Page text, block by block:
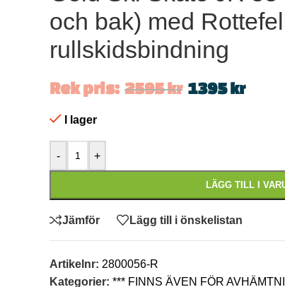
och bak) med
rullskidsbindning
Rek pris: 2595kr 1395kr
I lager
- +
LÄGG TILL I
Jämför Lägg till i önskelistan
Artikelnr: 2800056-R
Kategorier: *** FINNS ÄVEN FÖR